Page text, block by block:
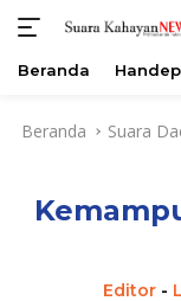
Beranda
Beranda Suara
Editor -